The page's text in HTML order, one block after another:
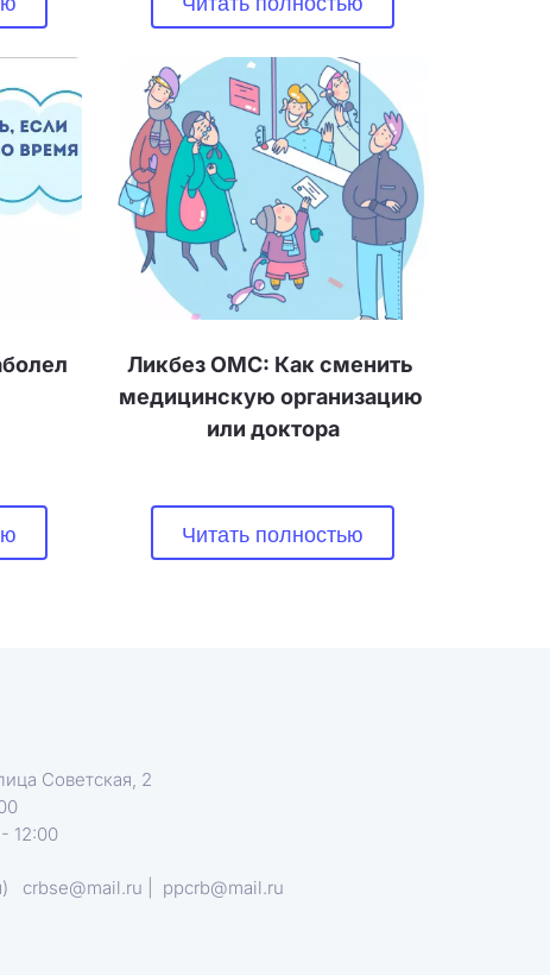
Ликбез ОМС: Как сменить
медицинскую организацию
или доктора
Читать полностью
Советская, 2
12:00
crbse@mail.ru |  ppcrb@mail.ru